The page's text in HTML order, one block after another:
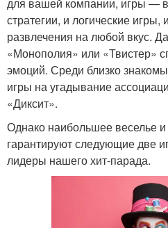
стратегии, и логические
развлечения на любой вкус.
«Монополия» или «Твистер»
эмоций. Среди близко
игры на угадывание
«Диксит».
Однако наибольшее веселье и
гарантируют следующие две
лидеры нашего хит-парада.